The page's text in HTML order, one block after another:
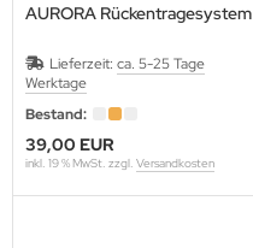
AURORA Rückentragesystem
Lieferzeit: ca. 5-25 Tage
Werktage
Bestand:
39,00 EUR
inkl. 19 % MwSt. zzgl. Versandkosten
TRAIL
STEEL